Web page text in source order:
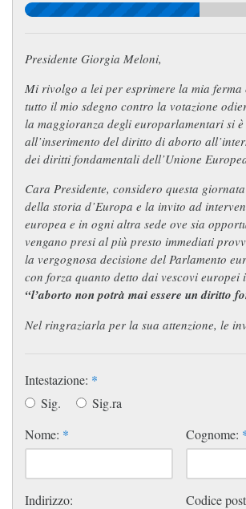
Presidente Giorgia Meloni,
Mi rivolgo a lei per esprimere la mia ferma
tutto il mio sdegno contro la votazione
la maggioranza degli europarlamentari si
all’inserimento del diritto di aborto
dei diritti fondamentali dell’Unione
Cara Presidente, considero questa
della storia d’Europa e la invito ad
europea e in ogni altra sede ove sia
vengano presi al più presto immediati
la vergognosa decisione del Parlamento
con forza quanto detto dai vescovi europei
“l’aborto non potrà mai essere un diritto
Nel ringraziarla per la sua attenzione, le
Intestazione: *
Sig.
Sig.ra
Nome: * Cognome:
Indirizzo: Codice